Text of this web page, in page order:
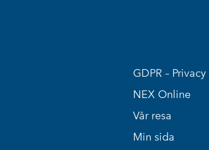
GDPR –
NEX Online
Vår resa
Min sida